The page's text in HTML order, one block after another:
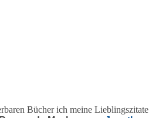
Bücher ich meine Lieblingszitate